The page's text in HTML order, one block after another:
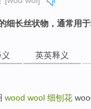
细长丝状物，通常用
英英释义
wood wool 细刨花